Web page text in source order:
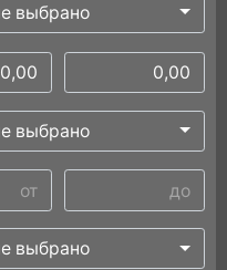
выбрано
выбрано
выбрано